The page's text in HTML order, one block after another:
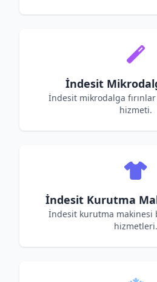
İndesit
İndesit mikrodalga fırınlar
hizmeti.
İndesit Kurutma
İndesit kurutma makinesi
hizmetleri.